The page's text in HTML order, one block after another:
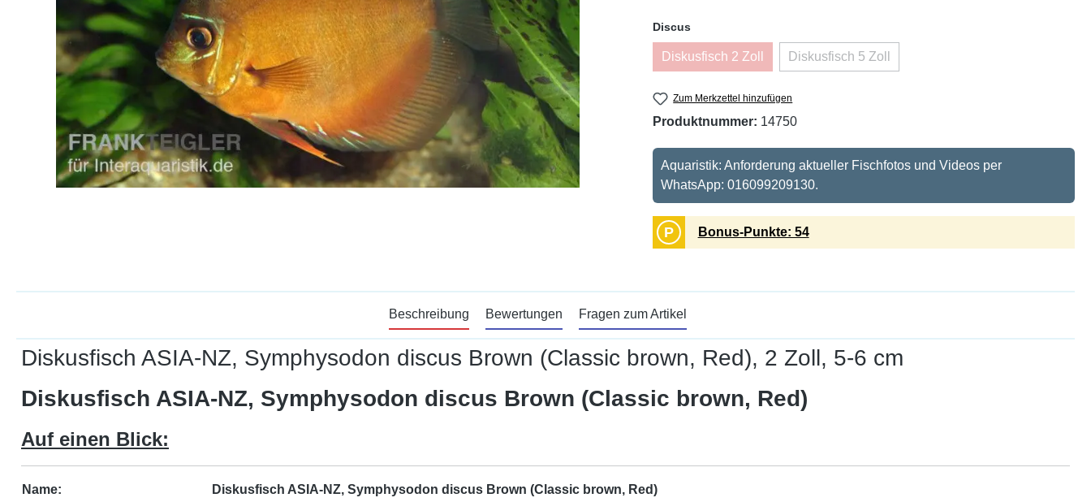
Discusauswählen
Diskusfisch 2 Zoll
(Diese Option ist zurzeit nicht verfügbar.)
Diskusfisch 5 Zoll
(Diese Option ist zurzeit nicht verfügbar.)
Zum Merkzettel hinzufügen
Produktnummer: 14750
Aquaristik: Anforderung aktueller Fischfotos und Videos per
WhatsApp: 016099209130.
P Bonus-Punkte: 54
Beschreibung Bewertungen Fragen zum Artikel
Diskusfisch ASIA-NZ, Symphysodon discus Brown (Classic brown, Red), 2 Zoll, 5-6 cm
Diskusfisch ASIA-NZ, Symphysodon discus Brown (Classic brown, Red)
Auf einen Blick:
Name:
Diskusfisch ASIA-NZ, Symphysodon discus Brown (Classic brown, Red)